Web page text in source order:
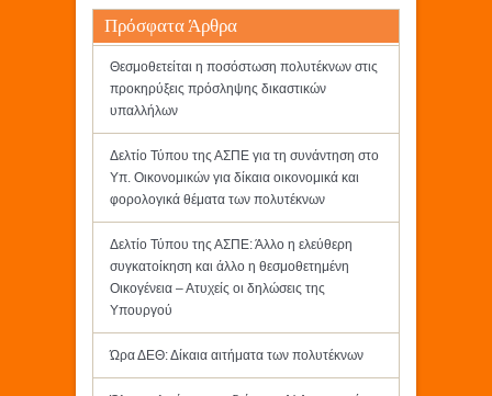
Πρόσφατα Άρθρα
Θεσμοθετείται η ποσόστωση πολυτέκνων στις
προκηρύξεις πρόσληψης δικαστικών
υπαλλήλων
Δελτίο Τύπου της ΑΣΠΕ για τη συνάντηση στο
Υπ. Οικονομικών για δίκαια οικονομικά και
φορολογικά θέματα των πολυτέκνων
Δελτίο Τύπου της ΑΣΠΕ: Άλλο η ελεύθερη
συγκατοίκηση και άλλο η θεσμοθετημένη
Οικογένεια – Ατυχείς οι δηλώσεις της
Υπουργού
Ώρα ΔΕΘ: Δίκαια αιτήματα των πολυτέκνων